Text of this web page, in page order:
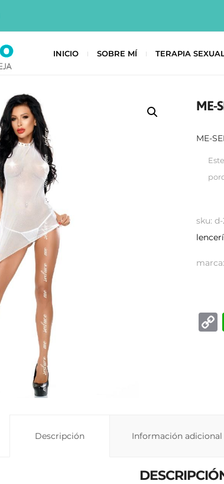
INICIO SOBRE MÍ TERAPIA
ME-
ME-
sku:
marca:
k
Descripción Información adicional